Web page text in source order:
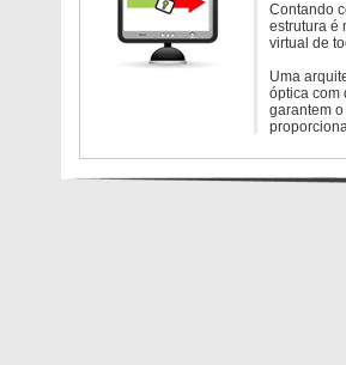
Contando
estrutura é
virtual de
Uma
óptica com
garantem